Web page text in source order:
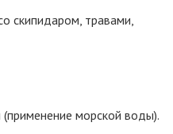
скипидаром, травами,
морской воды).